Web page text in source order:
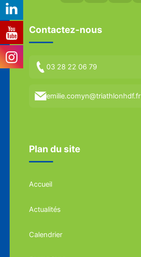
Contactez-nous
03 28 22 06 79
emilie.comyn@triathlonhdf.fr
Plan du site
Accueil
Actualités
Calendrier